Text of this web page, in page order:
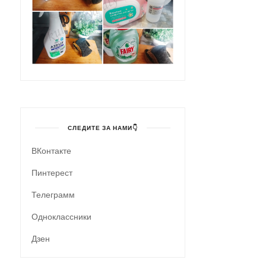
СЛЕДИТЕ ЗА НАМИ👇
ВКонтакте
Пинтерест
Телеграмм
Одноклассники
Дзен